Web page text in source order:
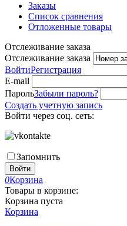
Заказы
Список сравнения
Отложенные товары
Отслеживание заказа
Отслеживание заказа
ВойтиРегистрация
E-mail
ПарольЗабыли пароль?
Создать учетную запись
Войти через соц. сеть:
Запомнить
Войти
0Корзина
Товары в корзине:
Корзина пуста
Корзина